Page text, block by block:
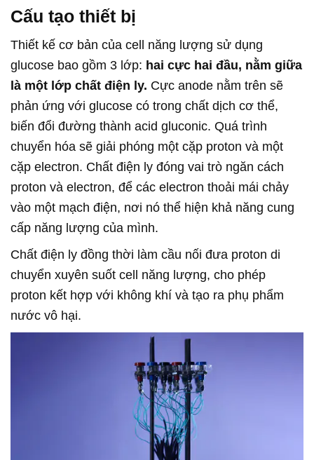
Cấu tạo thiết bị
Thiết kế cơ bản của cell năng lượng sử dụng
glucose bao gồm 3 lớp: hai cực hai đầu, nằm giữa
là một lớp chất điện ly. Cực anode nằm trên sẽ
phản ứng với glucose có trong chất dịch cơ thể,
biến đổi đường thành acid gluconic. Quá trình
chuyển hóa sẽ giải phóng một cặp proton và một
cặp electron. Chất điện ly đóng vai trò ngăn cách
proton và electron, để các electron thoải mái chảy
vào một mạch điện, nơi nó thể hiện khả năng cung
cấp năng lượng của mình.
Chất điện ly đồng thời làm cầu nối đưa proton di
chuyển xuyên suốt cell năng lượng, cho phép
proton kết hợp với không khí và tạo ra phụ phẩm
nước vô hại.